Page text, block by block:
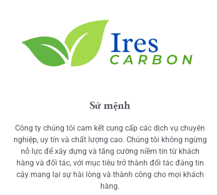
Sứ mệnh
Công ty chúng tôi cam kết cung cấp các dịch vụ chuyên
nghiệp, uy tín và chất lượng cao. Chúng tôi không ngừng
nỗ lực để xây dựng và tăng cường niềm tin từ khách
hàng và đối tác, với mục tiêu trở thành đối tác đáng tin
cậy mang lại sự hài lòng và thành công cho mọi khách
hàng.